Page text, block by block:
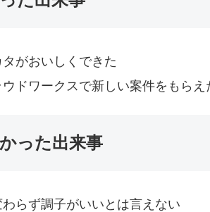
タがおいしくできた
ウドワークスで新しい案件をもらえ
った出来事
らず調子がいいとは言えない